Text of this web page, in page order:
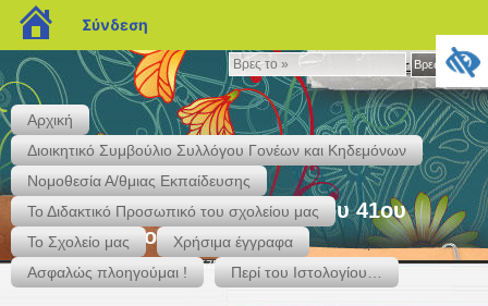
Βρες
το
»
Βρες το »
Αρχική
Διοικητικό Συμβούλιο Συλλόγου Γονέων και Κηδεμόνων
Νομοθεσία Α/θμιας Εκπαίδευσης
Το Διδακτικό Προσωπικό του σχολείου μας
Το Σχολείο μας
Χρήσιμα έγγραφα
Ασφαλώς πλοηγούμαι !
Περί του Ιστολογίου…
"Ιστολογείν" – Το Ιστολόγιο του 41ου
Δημ. Σχολείου Περιστερίου
Κάκτου & Αγ. Ιεροθέου – Τηλ. 2105759937 – 2131301417
blogs.sch.gr
Σύνδεση